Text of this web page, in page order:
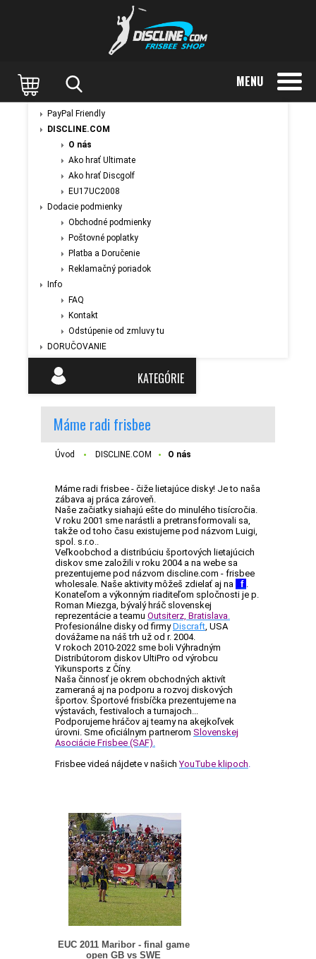
MENU
PayPal Friendly
DISCLINE.COM
O nás
Ako hrať Ultimate
Ako hrať Discgolf
EU17UC2008
Dodacie podmienky
Obchodné podmienky
Poštovné poplatky
Platba a Doručenie
Reklamačný poriadok
Info
FAQ
Kontakt
Odstúpenie od zmluvy tu
DORUČOVANIE
KATEGÓRIE
Máme radi frisbee
Úvod DISCLINE.COM O nás
Máme radi frisbee - čiže lietajúce disky! Je to naša
zábava aj práca zároveň.
Naše začiatky siahajú ešte do minulého tisícročia.
V roku 2001 sme narástli a pretransformovali sa,
takže od toho času existujeme pod názvom Luigi,
spol. s.r.o..
Veľkoobchod a distribúciu športových lietajúcich
diskov sme založili v roku 2004 a na webe sa
prezentujeme pod názvom discline.com - frisbee
wholesale. Naše aktivity môžeš zdielať aj na
f .
Konateľom a výkonným riaditeľom spločnosti je p.
Roman Miezga, bývalý hráč slovenskej
reprezentácie a teamu Outsiterz, Bratislava.
Profesionálne disky od firmyDiscraft, USA
dovážame na náš trh už od r. 2004.
V rokoch 2010-2022 sme boli Výhradným
Distribútorom diskov UltiPro od výrobcu
Yikunsports z Číny.
Naša činnosť je okrem obchodných aktivít
zameraná aj na podporu a rozvoj diskových
športov. Športové frisbíčka prezentujeme na
výstavách, festivaloch a turnajoch...
Podporujeme hráčov aj teamy na akejkoľvek
úrovni. Sme oficiálnym partnerom Slovenskej
Asociácie Frisbee (SAF).
Frisbee videá nájdete v našichYouTube klipoch.
EUC 2011 Maribor - final game
open GB vs SWE